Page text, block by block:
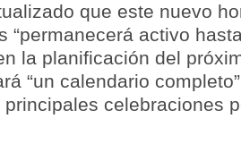
que este nuevo
“permanecerá activo
la planificación del
“un calendario
celebraciones